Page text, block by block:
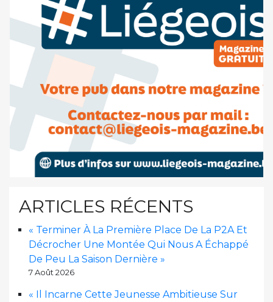
ARTICLES RÉCENTS
« Terminer À La Première Place De La P2A Et
Décrocher Une Montée Qui Nous A Échappé
De Peu La Saison Dernière »
7 Août 2026
« Il Incarne Cette Jeunesse Ambitieuse Sur